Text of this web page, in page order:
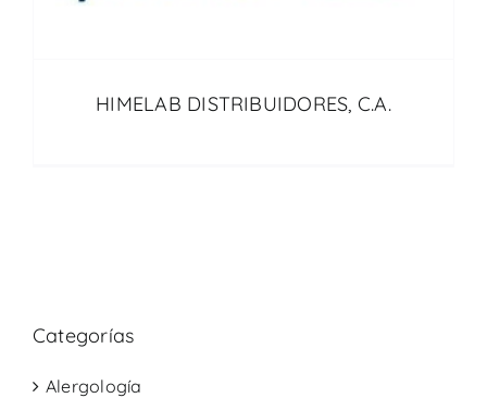
HIMELAB DISTRIBUIDORES, C.A.
Categorías
Alergología